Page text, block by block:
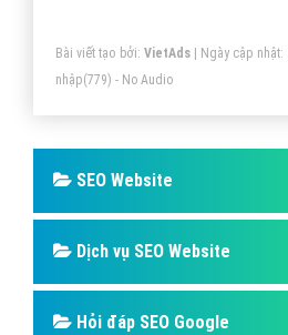
Bài viết tạo bởi: VietAds| Ngày cập nhật:
nhập(779) - No Audio
SEO Website
Dịch vụ SEO Website
Hỏi đáp SEO Google